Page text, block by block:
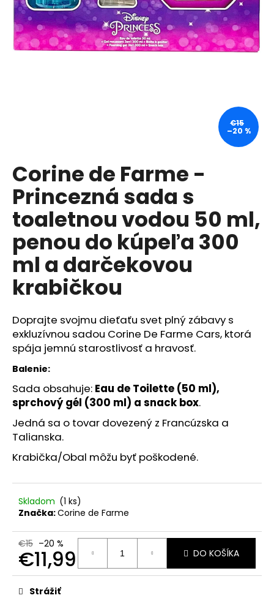
Corine de Farme -
Princezná sada s
toaletnou vodou 50 ml,
penou do kúpeľa 300
ml a darčekovou
krabičkou
Doprajte svojmu dieťaťu svet plný zábavy s
exkluzívnou sadou Corine De Farme Cars, ktorá
spája jemnú starostlivosť a hravosť.
Balenie:
Sada obsahuje: Eau de Toilette (50 ml),
sprchový gél (300 ml) a snack box.
Jedná sa o tovar dovezený z Francúzska a
Talianska.
Krabička/Obal môžu byť poškodené.
Skladom (1 ks)
Značka:Corine de Farme
€15 –20 %
€11,99
Jednotková
cena:
DO KOŠÍKA
Strážiť
€15
–20 %
á
j
s
O
d
p
o
r
ú
č
a
e
NZ
DERMOCOSMETICS
KRÉM
PROTI
PIGMENTOVÝM
ŠKVRNÁM
DERMOKOZMETICKÝ
KRÉM
ZJEDNOTENIE
€10,79